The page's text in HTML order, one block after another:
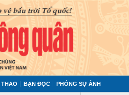
THAO BẠN ĐỌC PHÓNG SỰ ẢNH